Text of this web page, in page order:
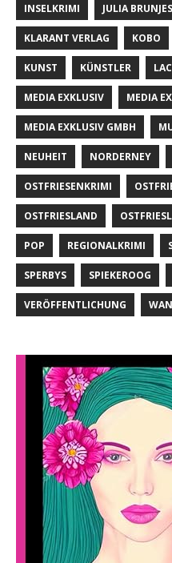
INSELKRIMI JULIA BRUNJES
KLARANT VERLAG KOBO
KUNST KÜNSTLER
MEDIA EXKLUSIV MEDIA
MEDIA EXKLUSIV GMBH
NEUHEIT NORDERNEY
OSTFRIESENKRIMI
OSTFRIESLAND
POP REGIONALKRIMI
SPERBYS SPIEKEROOG
VERÖFFENTLICHUNG